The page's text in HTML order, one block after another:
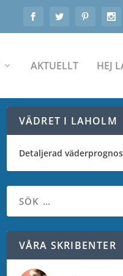
AKTUELLT HEJ
VÄDRET I LAHOLM
Detaljerad väderprognos
VÅRA SKRIBENTER